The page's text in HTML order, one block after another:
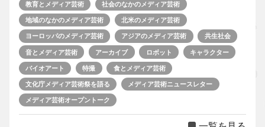
教育とメディア芸術 社会のなかのメディア芸術
地域のなかのメディア芸術 北米のメディア芸術
ヨーロッパのメディア芸術 アジアのメディア芸術 共生社会
音とメディア芸術 アーカイブ ロボット キャラクター
バイオアート 特撮 食とメディア芸術
文化庁メディア芸術祭を語る メディア芸術ニュースレター
メディア芸術オープントーク